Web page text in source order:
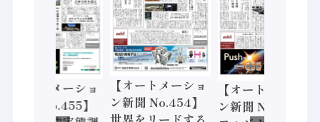
【オートメーショ
ン新聞 No.455】
【オートメーショ
ン新聞 No.454】
【オートメーショ
ン新聞 No.453】